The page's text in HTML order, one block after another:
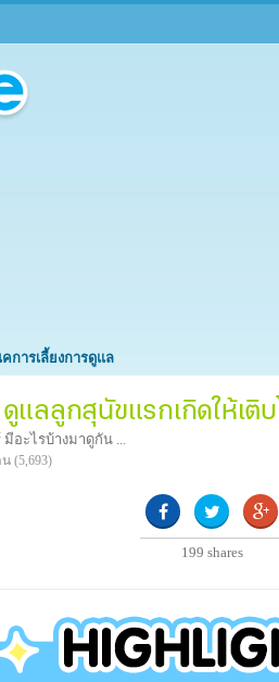
การเลี้ยงการดูแล
แลลูกสุนัขแรกเกิดให้เติบ
มีอะไรบ้างมาดูกัน ...
น (5,693)
199 shares